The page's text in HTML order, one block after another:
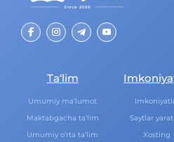
Ta‘lim
Umumiy ma‘lumot
Maktabgacha ta‘lim
Umumiy o‘rta ta‘lim
Saytlar
Xosting